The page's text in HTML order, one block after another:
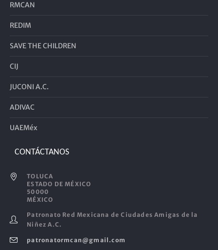
RMCAN
REDIM
SAVE THE CHILDREN
CIJ
JUCONI A.C.
ADIVAC
UAEMéx
CONTÁCTANOS
TOLUCA
ESTADO DE MÉXICO
50000
MÉXICO
Patronato Red Mexicana de Ciudades Amigas de la
Niñez A.C.
patronatormcan@gmail.com